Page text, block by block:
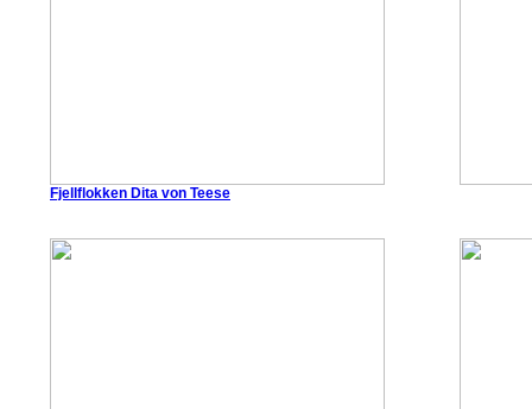
Fjellflokken Dita von Teese